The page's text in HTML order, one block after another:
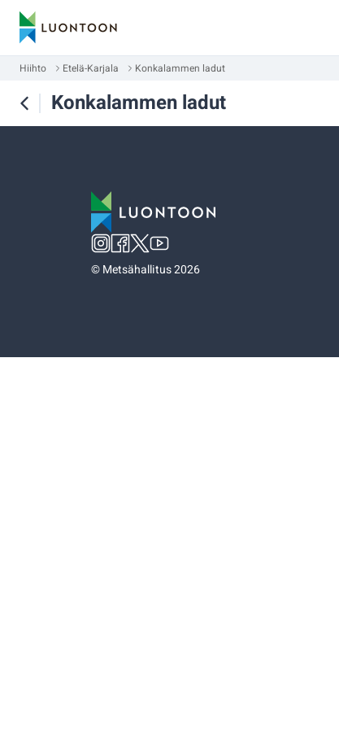
Hiihto Etelä-Karjala Konkalammen ladut
Konkalammen ladut
©Metsähallitus 2026